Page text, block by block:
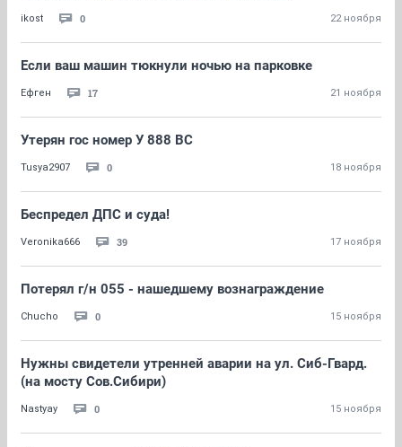
ikost 0 22 ноября
Если ваш машин тюкнули ночью на парковке
Ефген 17 21 ноября
Утерян гос номер У 888 ВС
Tusya2907 0 18 ноября
Беспредел ДПС и суда!
Veronika666 39 17 ноября
Потерял г/н 055 - нашедшему вознаграждение
Chucho 0 15 ноября
Нужны свидетели утренней аварии на ул. Сиб-Гвард.
(на мосту Сов.Сибири)
Nastyay 0 15 ноября